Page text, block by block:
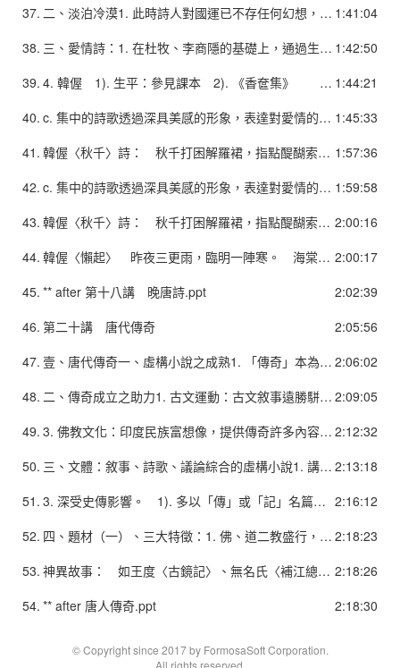
1:41:04
37.
二、淡泊冷漠1. 此時詩人對國運已不存任何幻想，故詩歌轉向淡漠，自我排遣。如皮日休〈自遣〉二首： 長歎人間髮易華，暗將心事許煙霞。 病來前約分明在，藥鼎書曩便是家。 本來雲外寄閒身，遂與溪雲作主人。 一夜逆風愁四散，曉來零落傍衣巾。
1:42:50
38.
三、愛情詩：1. 在杜牧、李商隱的基礎上，通過生動描繪，把感情表現得更細膩、深入，並賦予愛情詩新的內涵。2. 在韋莊詩中可以看得到此種情形，韓偓的《香奩集》表現得更明顯。3. 此類詩也意味著唐詩向五代詞的轉變。
1:44:21
39.
4. 韓偓 1). 生平：參見課本 2). 《香奩集》 a. 為韓偓早年艷體詩的結集，由其自序中可知，韓偓是把《香奩集》視繼承南朝艷詩傳統，歌詠愛情和青年女性的詩歌集。 b. 這些詩當時非常受到歡迎，並有樂工配樂而歌，其功能基本上和五代的詞差不多。
1:45:33
40.
c. 集中的詩歌透過深具美感的形象，表達對愛情的執著和各種情感，故相當有魅力。如，〈倚醉〉： 倚醉無端尋舊約，卻令惆悵轉難勝。 靜中樓閣深春雨，遠處窗櫳半夜燈。 抱柱立時風細細，迴廊行處思騰騰。 分明窗下聞裁剪，敲遍欄干喚不應。d. 《香奩集》一類的詩不但對後世的艷情詩有開拓，後來還有楊維楨的《續奩》詩、王彥泓的艷情詩，而且對詞也有影響。如〈秋千〉詩： 秋千打困解羅裙，指點醍醐索一尊。 見客入來和笑走，手搓梅中映中門。 3). 韓偓亦著有感時忠憤之作，較不為世人注意。
1:57:36
41.
韓偓〈秋千〉詩： 秋千打困解羅裙，指點醍醐索一尊。 見客入來和笑走，手搓梅中映中門。李清照〈點絳唇〉 蹴罷秋千，起來慵整纖纖手。 露濃花瘦，薄汗輕衣透。 見有人來，襪鏟金釵溜。和羞走。 倚門回首，卻把青梅嗅。
1:59:58
42.
c. 集中的詩歌透過深具美感的形象，表達對愛情的執著和各種情感，故相當有魅力。如，〈倚醉〉： 倚醉無端尋舊約，卻令惆悵轉難勝。 靜中樓閣深春雨，遠處窗櫳半夜燈。 抱柱立時風細細，迴廊行處思騰騰。 分明窗下聞裁剪，敲遍欄干喚不應。d. 《香奩集》一類的詩不但對後世的艷情詩有開拓，後來還有楊維楨的《續奩》詩、王彥泓的艷情詩，而且對詞也有影響。如〈秋千〉詩： 秋千打困解羅裙，指點醍醐索一尊。 見客入來和笑走，手搓梅中映中門。 3). 韓偓亦著有感時忠憤之作，較不為世人注意。
2:00:16
43.
韓偓〈秋千〉詩： 秋千打困解羅裙，指點醍醐索一尊。 見客入來和笑走，手搓梅中映中門。李清照〈點絳唇〉 蹴罷秋千，起來慵整纖纖手。 露濃花瘦，薄汗輕衣透。 見有人來，襪鏟金釵溜。和羞走。 倚門回首，卻把青梅嗅。
2:00:17
44.
韓偓〈懶起〉 昨夜三更雨，臨明一陣寒。 海棠花在否？側臥捲簾看。李清照〈如夢令〉 昨夜雨疏風驟。濃睡不消殘酒。 試問捲簾人。卻道「海棠依舊」。 知否，知否？應是綠肥紅瘦！
2:02:39
45. ** after 第十八講 晚唐詩.ppt
2:05:56
46. 第二十講 唐代傳奇
2:06:02
47.
壹、唐代傳奇一、虛構小說之成熟1. 「傳奇」本為唐人裴鉶所撰傳述奇聞之書，至宋成為唐代傳述奇聞，而文辭可觀之作的通稱。近代擴大為唐人小說之通稱。2. 中國小說之成熟： 1). 六朝筆記小說：旨在紀實寫史，或崇揚佛道，非有意於文學創作。文字粗陳梗概，篇幅短小。 2). 唐人傳奇：乃「作意好奇」，自覺、有意識的運用想像寫小說。因以文采與想像為目的，故文辭華艷，雖仍為短篇，然篇幅較長，結構完整。
2:09:05
48.
二、傳奇成立之助力1. 古文運動：古文敘事遠勝駢體，最宜寫小說。2. 科舉風氣：士子為科舉考試而進行「溫卷」。 1). 宋．趙彥衛《雲麓漫鈔》：「唐之舉人，先藉當世顯人以姓名達之主司，然後以所業投獻，踰數日又投，謂之『溫卷』。如幽怪錄、傳奇等皆是也。蓋此等文備眾體，可以見史才、詩筆、議論。至進士則多以詩為贄，今有唐詩數百種行於世者是也。」 2). 傳奇盛於中晚唐，實受科舉風氣之鼓勵，唐人傳奇以某某傳為題，亦受以史傳文溫卷之影響。
2:12:32
49.
3. 佛教文化：印度民族富想像，提供傳奇許多內容，使其題材更豐富，思想及用語方式也時時出現傳奇中。如〈杜子春傳〉即依自佛教故事〈烈士池〉。 （右圖為芥川龍之介改編〈杜子春傳〉 ）
2:13:18
50.
三、文體：敘事、詩歌、議論綜合的虛構小說1. 講究文采。以散文為主，但駢儷句法仍夾雜使用。此種現象可能有以下原因： 1). 駢文流傳已久。 2). 抒情寫景適合使用駢文。 3). 使散文風格傾向華美綺麗，增加審美意趣。2. 往往夾雜詩歌與議論（因溫卷導致）。 1). 夾帶詩歌易使故事進行不暢。 2). 作者常藉議論以說明寫作動機和觀念，導致藝術性減損。
2:16:12
51.
3. 深受史傳影響。 1). 多以「傳」或「記」名篇。 2). 以人物事跡為主，於故事發端，往往交待人物姓氏、籍貫，故事時間、地點，以示可信。 3). 結尾多提供一段類似史傳「論贊」的議論或總評，以表示作者看法和態度，類似正史中「列傳」體制如《史記》中的「太史公曰」。 4). 敘事角度為客觀之第三人稱，並往往聲稱故事來自某人敘事，或某人目擊之類，以加強可信度。4. 情節結構曲折有致，人物類型鮮明，亦多對話以推動情節。
2:18:23
52.
四、題材（一）、三大特徵：1. 佛、道二教盛行，增加寫作題材與想像空間。2. 唐代進士與倡妓戀愛成風，助長愛情小說。3. 藩鎮跋扈、弱肉強食，助長豪俠小說。（二）、四種主要類型：1. 神異故事2. 諭世故事3. 愛情故事4. 豪俠故事
2:18:26
53.
神異故事： 如王度〈古鏡記〉、無名氏〈補江總白猿傳〉、張鷟〈遊仙窟〉。 主要流行於初唐，為志怪和傳記的結合。 大曆人陳玄祐〈離魂記〉影響後世倩女離魂故事。
2:18:30
54. ** after 唐人傳奇.ppt
© Copyright since 2017 by FormosaSoft Corporation.
All rights reserved.